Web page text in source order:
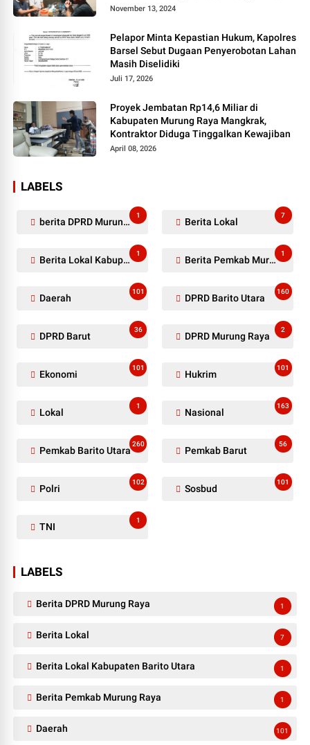
Pers
November 13, 2024
Pelapor Minta Kepastian Hukum, Kapolres
Barsel Sebut Dugaan Penyerobotan Lahan
Masih Diselidiki
Juli 17, 2026
Proyek Jembatan Rp14,6 Miliar di
Kabupaten Murung Raya Mangkrak,
Kontraktor Diduga Tinggalkan Kewajiban
April 08, 2026
LABELS
berita DPRD Murung Raya
1
Berita Lokal
7
Berita Lokal Kabupaten Barito Utara
1
Berita Pemkab Murung Raya
1
Daerah
101
DPRD Barito Utara
160
DPRD Barut
36
DPRD Murung Raya
2
Ekonomi
101
Hukrim
101
Lokal
1
Nasional
163
Pemkab Barito Utara
260
Pemkab Barut
56
Polri
102
Sosbud
101
TNI
1
LABELS
Berita DPRD Murung Raya 1
Berita Lokal 7
Berita Lokal Kabupaten Barito Utara 1
Berita Pemkab Murung Raya 1
Daerah 101